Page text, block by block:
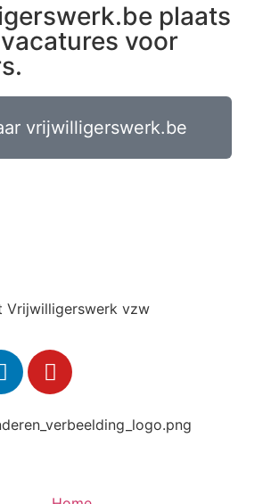
plaats
voor
vrijwilligerswerk.be
Vrijwilligerswerk vzw